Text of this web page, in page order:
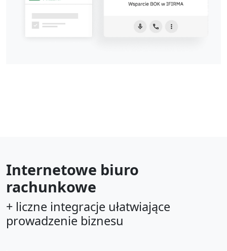
Internetowe biuro
rachunkowe
+ liczne integracje ułatwiające
prowadzenie biznesu